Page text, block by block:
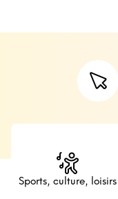
Sports, culture, loisirs